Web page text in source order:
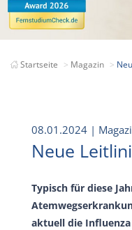
Startseite Magazin
08.01.2024 |
Neue
Typisch für diese
aktuell die